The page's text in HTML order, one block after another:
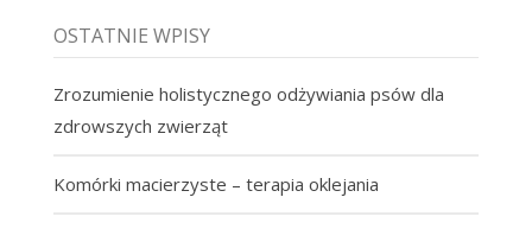
OSTATNIE WPISY
Zrozumienie holistycznego odżywiania psów dla
zdrowszych zwierząt
Komórki macierzyste – terapia oklejania